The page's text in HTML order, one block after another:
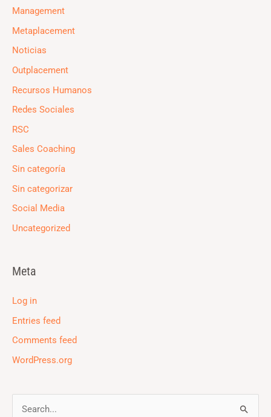
Management
Metaplacement
Noticias
Outplacement
Recursos Humanos
Redes Sociales
RSC
Sales Coaching
Sin categoría
Sin categorizar
Social Media
Uncategorized
Meta
Log in
Entries feed
Comments feed
WordPress.org